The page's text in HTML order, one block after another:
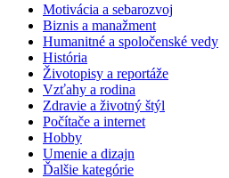
Motivácia a sebarozvoj
Biznis a manažment
Humanitné a spoločenské vedy
História
Životopisy a reportáže
Vzťahy a rodina
Zdravie a životný štýl
Počítače a internet
Hobby
Umenie a dizajn
Ďalšie kategórie